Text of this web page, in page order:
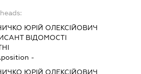
ЮРІЙ ОЛЕКСІЙОВИЧ
ВІДОМОСТІ
-
ЮРІЙ ОЛЕКСІЙОВИЧ